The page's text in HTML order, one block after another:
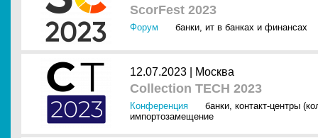
ScorFest 2023
Форум банки, ит в банках и финансах
12.07.2023 | Москва
Collection TECH 2023
Конференция банки, контакт-центры
импортозамещение